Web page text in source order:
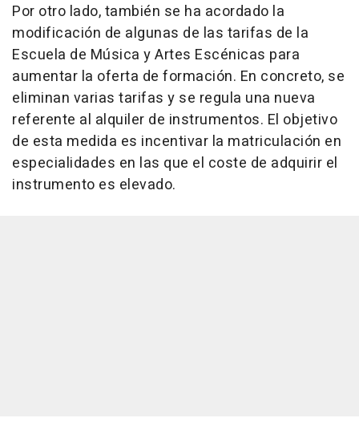
Por otro lado, también se ha acordado la
modificación de algunas de las tarifas de la
Escuela de Música y Artes Escénicas para
aumentar la oferta de formación. En concreto, se
eliminan varias tarifas y se regula una nueva
referente al alquiler de instrumentos. El objetivo
de esta medida es incentivar la matriculación en
especialidades en las que el coste de adquirir el
instrumento es elevado.